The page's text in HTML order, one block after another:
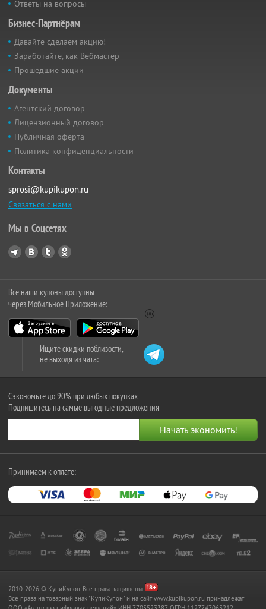
Ответы на вопросы
Бизнес-Партнёрам
Давайте сделаем акцию!
Заработайте, как Вебмастер
Прошедшие акции
Документы
Агентский договор
Лицензионный договор
Публичная оферта
Политика конфиденциальности
Контакты
sprosi@kupikupon.ru
Связаться с нами
Мы в Соцсетях
Все наши купоны доступны
через Мобильное Приложение:
Ищите скидки поблизости,
не выходя из чата:
Сэкономьте до 90% при любых покупках
Подпишитесь на самые выгодные предложения
Принимаем к оплате:
2010-2026 © КупиКупон. Все права защищены.
Все права на товарный знак "КупиКупон" и на сайт www.kupikupon.ru принадлежат